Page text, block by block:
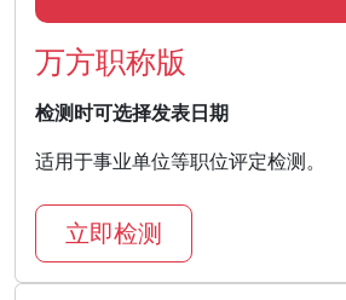
万方职称版
检测时可选择发表日期
适用于事业单位等职位评定检测。
立即检测